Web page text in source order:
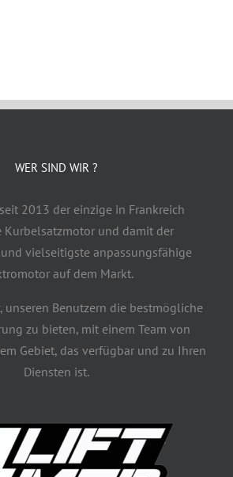
WER SIND WIR ?
2013 der einzige in Frankreich
Kurbelsatzmotor und damit der
vielseitigste anpassungsfähige
auf dem Markt.
unseren Benutzern die bestmögliche
zu bieten, mit einem Team von
Gebiet, das verfügbar und zu Ihren
Diensten ist.